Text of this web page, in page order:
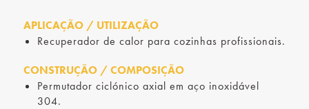
APLICAÇÃO / UTILIZAÇÃO
Recuperador de calor para cozinhas profissionais.
CONSTRUÇÃO / COMPOSIÇÃO
Permutador ciclónico axial em aço inoxidável
304.